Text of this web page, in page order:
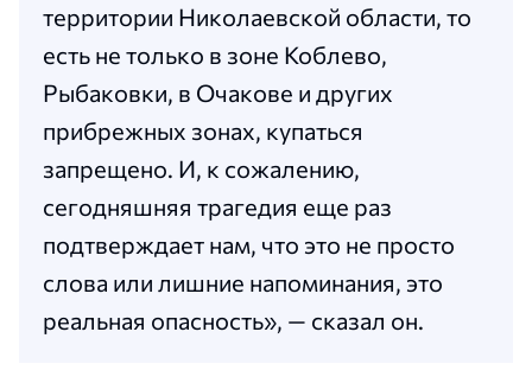
территории Николаевской области, то
есть не только в зоне Коблево,
Рыбаковки, в Очакове и других
прибрежных зонах, купаться
запрещено. И, к сожалению,
сегодняшняя трагедия еще раз
подтверждает нам, что это не просто
слова или лишние напоминания, это
реальная опасность», — сказал он.